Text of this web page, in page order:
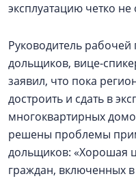
эксплуатацию четко
Руководитель
дольщиков, вице-
заявил, что пока
достроить и сдать в
многоквартирных
решены проблемы
дольщиков: «Хорошая
граждан, включенных